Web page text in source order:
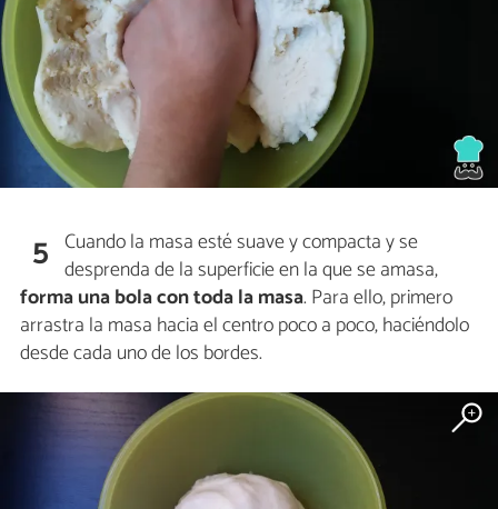
5 Cuando la masa esté suave y compacta y se
desprenda de la superficie en la que se amasa,
forma una bola con toda la masa. Para ello, primero
arrastra la masa hacia el centro poco a poco, haciéndolo
desde cada uno de los bordes.